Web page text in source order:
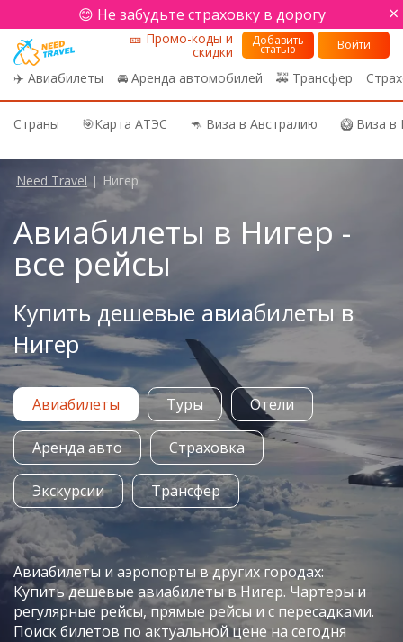
😊 Не забудьте страховку в дорогу ×
✈️ Авиабилеты 🚘 Аренда автомобилей 🚕 Трансфер
🎫 Промо-коды и
скидки
Добавить
статью Войти
Страны 🎯Карта АТЭС 🦘 Виза в Австралию 🥝 Виза
Need Travel | Нигер
Авиабилеты в Нигер -
все рейсы
Купить дешевые авиабилеты в
Нигер
Авиабилеты Туры Отели
Аренда авто Страховка
Экскурсии Трансфер
Авиабилеты и аэропорты в других городах:
Купить дешевые авиабилеты в Нигер. Чартеры и
регулярные рейсы, прямые рейсы и с пересадками.
Поиск билетов по актуальной цене на сегодня